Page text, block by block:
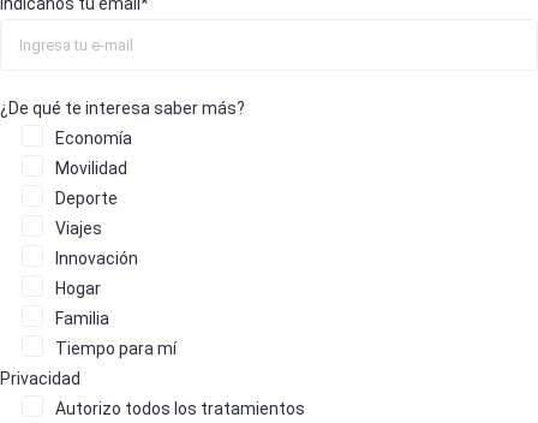
¿De qué te interesa saber más?
Economía
Movilidad
Deporte
Viajes
Innovación
Hogar
Familia
Tiempo para mí
Privacidad
Autorizo todos los tratamientos